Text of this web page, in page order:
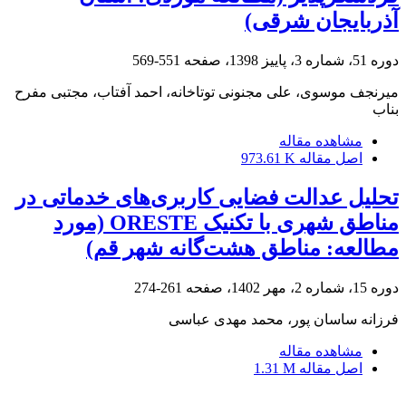
آذربایجان شرقی)
دوره 51، شماره 3، پاییز 1398، صفحه 551-569
میرنجف موسوی، علی مجنونی توتاخانه، احمد آفتاب، مجتبی مفرح
بناب
مشاهده مقاله
اصل مقاله 973.61 K
تحلیل عدالت فضایی کاربری‌های خدماتی در
مناطق شهری با تکنیک ORESTE (مورد
مطالعه: مناطق هشت‌گانه شهر قم)
دوره 15، شماره 2، مهر 1402، صفحه 261-274
فرزانه ساسان پور، محمد مهدی عباسی
مشاهده مقاله
اصل مقاله 1.31 M